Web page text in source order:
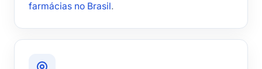
farmácias no Brasil.